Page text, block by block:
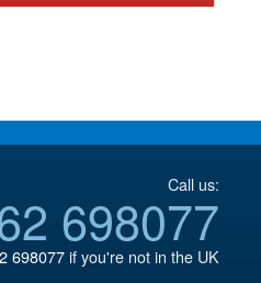
€24.58.
es:
Call us:
698077
698077if you're not in the UK